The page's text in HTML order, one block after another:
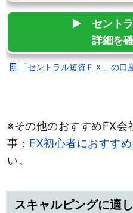
▶︎ セントラ
詳細を
「セントラル短資ＦＸ」の口
※その他のおすすめFX会
事： FX初心者におすす
い。
スキャルピングに適